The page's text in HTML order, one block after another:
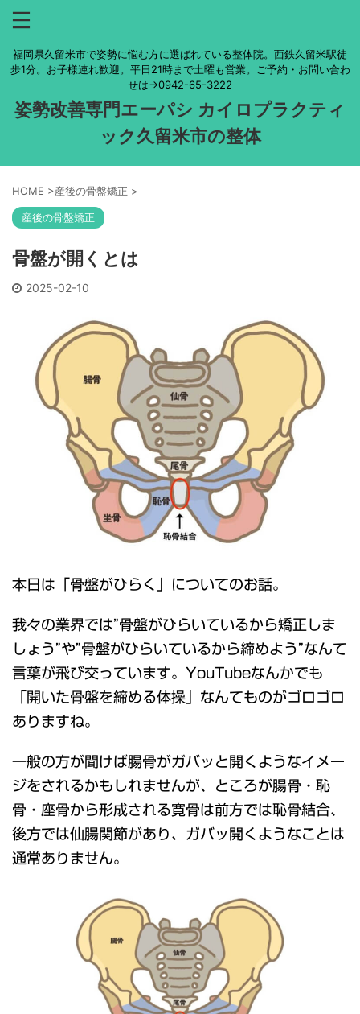
福岡県久留米市で姿勢に悩む方に選ばれている整体院。西鉄久留米駅徒
歩1分。お子様連れ歓迎。平日21時まで土曜も営業。ご予約・お問い合わ
せは→0942-65-3222
姿勢改善専門エーパシ カイロプラクティ
ック久留米市の整体
HOME >産後の骨盤矯正 >
産後の骨盤矯正
骨盤が開くとは
2025-02-10
本日は「骨盤がひらく」についてのお話。
我々の業界では”骨盤がひらいているから矯正しま
しょう”や”骨盤がひらいているから締めよう”なんて
言葉が飛び交っています。YouTubeなんかでも
「開いた骨盤を締める体操」なんてものがゴロゴロ
ありますね。
一般の方が聞けば腸骨がガバッと開くようなイメー
ジをされるかもしれませんが、ところが腸骨・恥
骨・座骨から形成される寛骨は前方では恥骨結合、
後方では仙腸関節があり、ガバッ開くようなことは
通常ありません。